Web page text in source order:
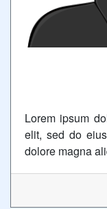
Lorem ipsum
elit, sed do
dolore magna